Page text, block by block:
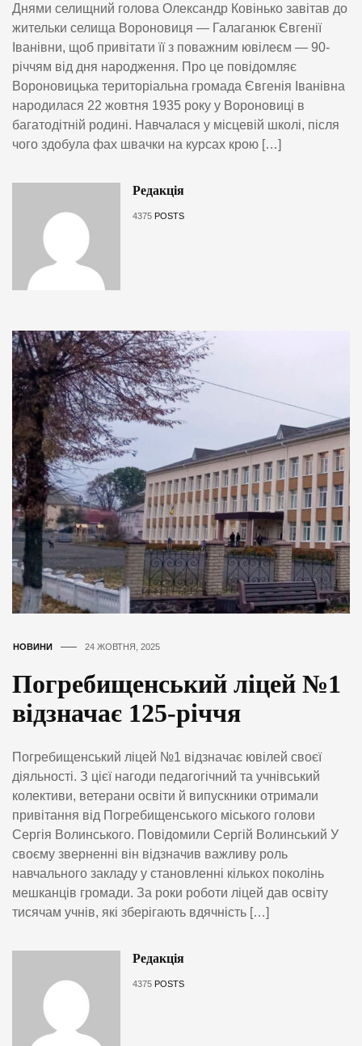
Днями селищний голова Олександр Ковінько завітав до
жительки селища Вороновиця — Галаганюк Євгенії
Іванівни, щоб привітати її з поважним ювілеєм — 90-
річчям від дня народження. Про це повідомляє
Вороновицька територіальна громада Євгенія Іванівна
народилася 22 жовтня 1935 року у Вороновиці в
багатодітній родині. Навчалася у місцевій школі, після
чого здобула фах швачки на курсах крою […]
Редакція
4375 POSTS
НОВИНИ 24 ЖОВТНЯ, 2025
Погребищенський ліцей №1
відзначає 125-річчя
Погребищенський ліцей №1 відзначає ювілей своєї
діяльності. З цієї нагоди педагогічний та учнівський
колективи, ветерани освіти й випускники отримали
привітання від Погребищенського міського голови
Сергія Волинського. Повідомили Сергій Волинський У
своєму зверненні він відзначив важливу роль
навчального закладу у становленні кількох поколінь
мешканців громади. За роки роботи ліцей дав освіту
тисячам учнів, які зберігають вдячність […]
Редакція
4375 POSTS